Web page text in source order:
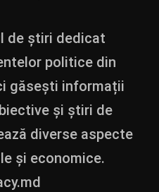
de știri dedicat
politice din
găsești informații
și știri de
diverse aspecte
și economice.